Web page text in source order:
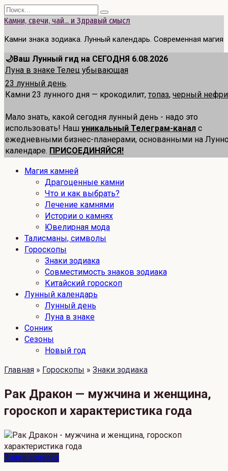
Перейти
к
Search
for:
Камни, свечи, чай... и Здравый смысл
Камни знака зодиака. Лунный календарь. Современная магия
🌙Ваш Лунный гид на СЕГОДНЯ 6.08.2026
Луна в знаке Телец убывающая
23 лунный день.
Камни 23 лунного дня — крокодилит, топаз, черный
Мало знать, какой сегодня лунный день - надо это
использовать! Наш уникальный Телеграм-канал с
ежедневными бизнес-планерами, основанными на
календаре. ПРИСОЕДИНЯЙСЯ!
Магия камней
Драгоценные камни
Что и как выбрать?
Лечение камнями
Истории о камнях
Ювелирная мода
Талисманы, символы
Гороскопы
Знаки зодиака
Совместимость знаков зодиака
Китайский гороскоп
Лунный календарь
Лунный день
Луна в знаке
Сонник
Сезоны
Новый год
Главная » Гороскопы » Знаки зодиака
Рак Дракон — мужчина и женщина,
гороскоп и характеристика года
Знаки зодиака